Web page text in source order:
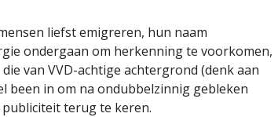
liefst emigreren, hun naam
ondergaan om herkenning te voorkomen,
van VVD-achtige achtergrond (denk aan
been in om na ondubbelzinnig gebleken
terug te keren.